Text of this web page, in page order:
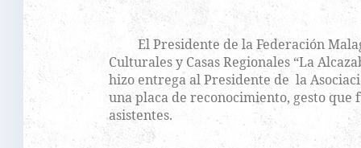
El Presidente de la Federación
Culturales y Casas Regionales “La
hizo entrega al Presidente de la
una placa de reconocimiento, gesto que
asistentes.